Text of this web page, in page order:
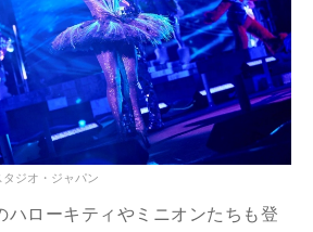
ジオ・ジャパン
ハローキティやミニオンたちも登